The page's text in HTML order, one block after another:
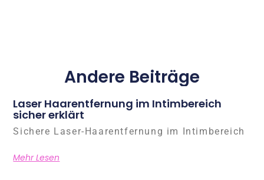
Andere Beiträge
Laser Haarentfernung im Intimbereich
sicher erklärt
Sichere Laser-Haarentfernung im Intimbereich
Mehr Lesen